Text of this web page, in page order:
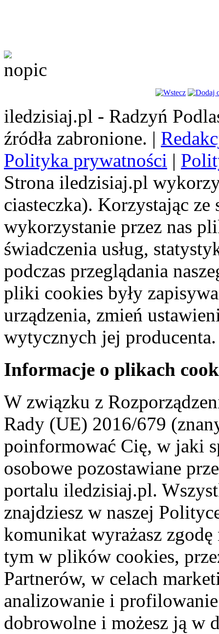
iledzisiaj.pl - Radzyń
źródła zabronione. |
Polityka prywatności |
Strona iledzisiaj.pl
ciasteczka). Korzystając
wykorzystanie przez nas
świadczenia usług,
podczas przeglądania
pliki cookies były
urządzenia, zmień
wytycznych jej producenta.
Informacje o plikach
W związku z
Rady (UE) 2016/679
poinformować Cię, w jaki
osobowe pozostawiane
portalu iledzisiaj.pl.
znajdziesz w naszej
komunikat wyrażasz
tym w plików cookies,
Partnerów, w celach
analizowanie i
dobrowolne i możesz ją w